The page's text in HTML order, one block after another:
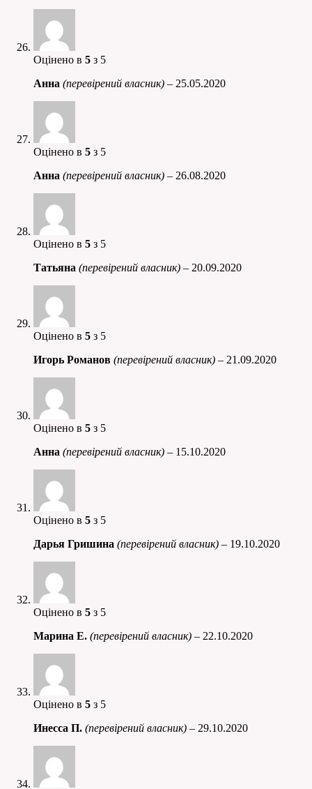
Оцінено в 5 з 5
Анна (перевірений власник) – 25.05.2020
Оцінено в 5 з 5
Анна (перевірений власник) – 26.08.2020
Оцінено в 5 з 5
Татьяна (перевірений власник) – 20.09.2020
Оцінено в 5 з 5
Игорь Романов (перевірений власник) – 21.09.2020
Оцінено в 5 з 5
Анна (перевірений власник) – 15.10.2020
Оцінено в 5 з 5
Дарья Гришина (перевірений власник) – 19.10.2020
Оцінено в 5 з 5
Марина Е. (перевірений власник) – 22.10.2020
Оцінено в 5 з 5
Инесса П. (перевірений власник) – 29.10.2020